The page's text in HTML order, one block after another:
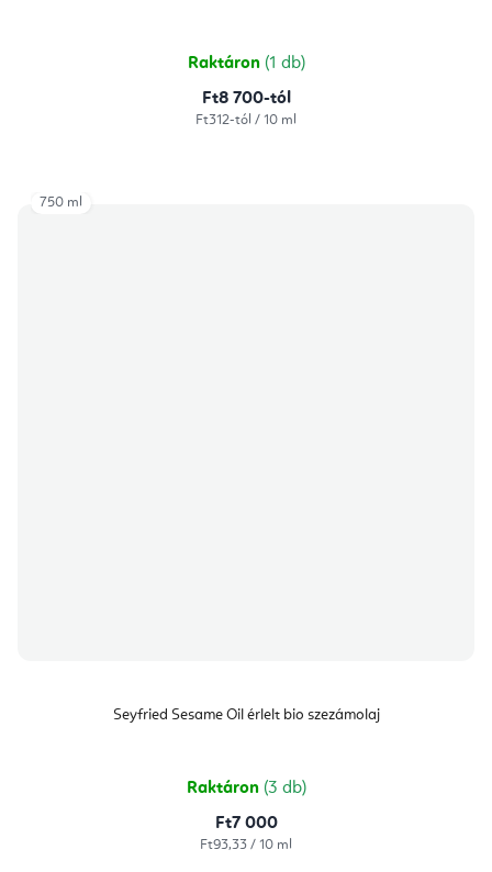
Raktáron (1 db)
Ft8 700-tól
Egységár:
Ft312-tól / 10 ml
Seyfried Sesame Oil érlelt bio szezámolaj
Raktáron (3 db)
Ft7 000
Egységár:
Ft93,33 / 10 ml
750 ml